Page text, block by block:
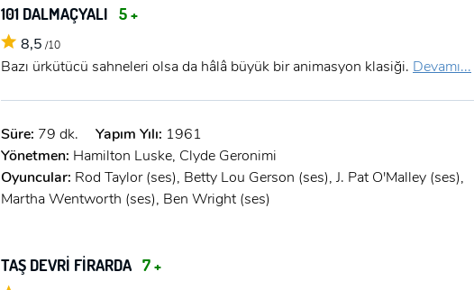
101 DALMAÇYALI 5 +
8,5 /10
Bazı ürkütücü sahneleri olsa da hâlâ büyük bir animasyon klasiği. Devamı...
Süre: 79 dk. Yapım Yılı: 1961
Yönetmen: Hamilton Luske, Clyde Geronimi
Oyuncular: Rod Taylor (ses), Betty Lou Gerson (ses), J. Pat O'Malley (ses),
Martha Wentworth (ses), Ben Wright (ses)
TAŞ DEVRİ FİRARDA 7 +